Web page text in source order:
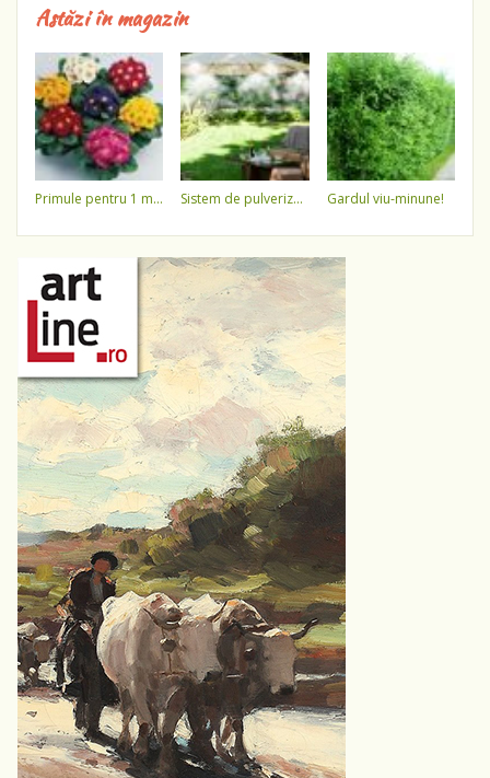
Astăzi în magazin
primule pentru 1 martie 3,5 lei / ghiveci !!!! sistem de pulverizare a apei gardul viu-minune!